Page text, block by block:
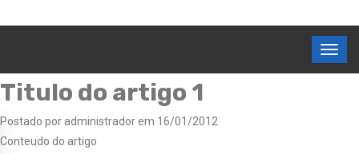
Titulo do artigo 1
Postado por administrador em 16/01/2012
Conteudo do artigo